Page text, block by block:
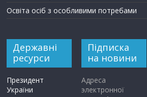
Освіта осіб з особливими потребами
Державні
ресурси
Президент
України
Підписка
на новини
Адреса
электронної